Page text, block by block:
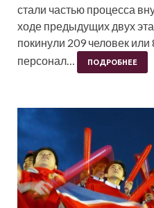
стали частью процесса
ходе предыдущих двух
покинули 209 человек
персонал…
ПОДРОБНЕЕ